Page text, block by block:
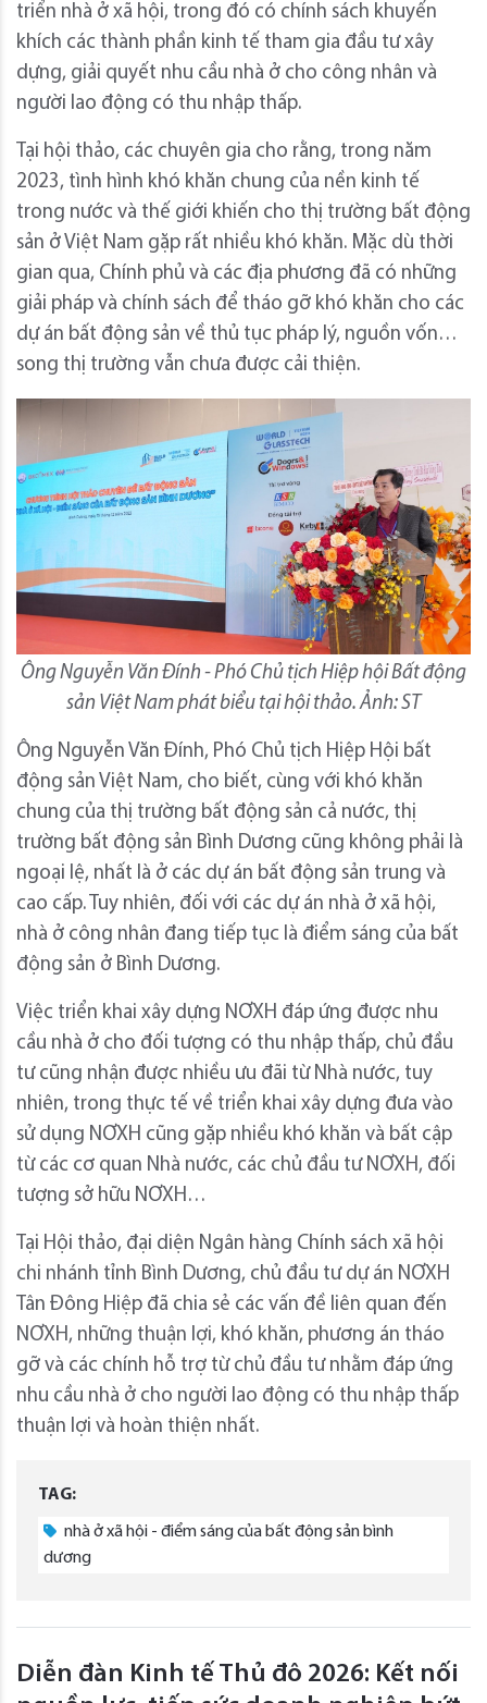
triển nhà ở xã hội, trong đó có chính sách khuyến
khích các thành phần kinh tế tham gia đầu tư xây
dựng, giải quyết nhu cầu nhà ở cho công nhân và
người lao động có thu nhập thấp.
Tại hội thảo, các chuyên gia cho rằng, trong năm
2023, tình hình khó khăn chung của nền kinh tế
trong nước và thế giới khiến cho thị trường bất động
sản ở Việt Nam gặp rất nhiều khó khăn. Mặc dù thời
gian qua, Chính phủ và các địa phương đã có những
giải pháp và chính sách để tháo gỡ khó khăn cho các
dự án bất động sản về thủ tục pháp lý, nguồn vốn…
song thị trường vẫn chưa được cải thiện.
Ông Nguyễn Văn Đính - Phó Chủ tịch Hiệp hội Bất động
sản Việt Nam phát biểu tại hội thảo. Ảnh: ST
Ông Nguyễn Văn Đính, Phó Chủ tịch Hiệp Hội bất
động sản Việt Nam, cho biết, cùng với khó khăn
chung của thị trường bất động sản cả nước, thị
trường bất động sản Bình Dương cũng không phải là
ngoại lệ, nhất là ở các dự án bất động sản trung và
cao cấp. Tuy nhiên, đối với các dự án nhà ở xã hội,
nhà ở công nhân đang tiếp tục là điểm sáng của bất
động sản ở Bình Dương.
Việc triển khai xây dựng NƠXH đáp ứng được nhu
cầu nhà ở cho đối tượng có thu nhập thấp, chủ đầu
tư cũng nhận được nhiều ưu đãi từ Nhà nước, tuy
nhiên, trong thực tế về triển khai xây dựng đưa vào
sử dụng NƠXH cũng gặp nhiều khó khăn và bất cập
từ các cơ quan Nhà nước, các chủ đầu tư NƠXH, đối
tượng sở hữu NƠXH…
Tại Hội thảo, đại diện Ngân hàng Chính sách xã hội
chi nhánh tỉnh Bình Dương, chủ đầu tư dự án NƠXH
Tân Đông Hiệp đã chia sẻ các vấn đề liên quan đến
NƠXH, những thuận lợi, khó khăn, phương án tháo
gỡ và các chính hỗ trợ từ chủ đầu tư nhằm đáp ứng
nhu cầu nhà ở cho người lao động có thu nhập thấp
thuận lợi và hoàn thiện nhất.
TAG:
nhà ở xã hội - điểm sáng của bất động sản bình
dương
Diễn đàn Kinh tế Thủ đô 2026: Kết nối